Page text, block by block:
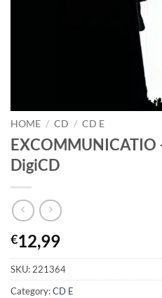
HOME / CD / CD E
EXCOMMUNICATIO
DigiCD
€12,99
SKU:221364
Category:CD E